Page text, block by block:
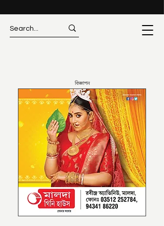
বিজ্ঞাপন